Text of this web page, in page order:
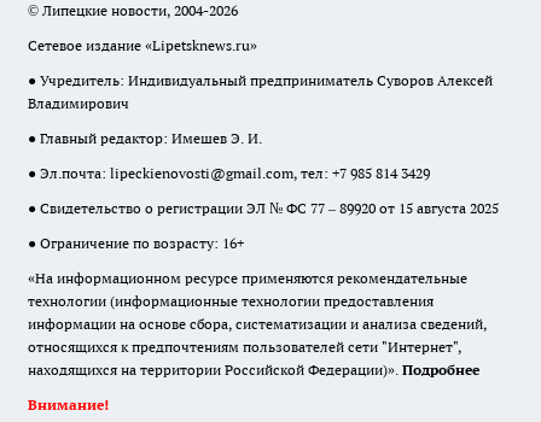
© Липецкие новости, 2004-2026
Сетевое издание «Lipetsknews.ru»
● Учредитель: Индивидуальный предприниматель Суворов Алексей
Владимирович
● Главный редактор: Имешев Э. И.
● Эл.почта: lipeckienovosti@gmail.com, тел: +7 985 814 3429
● Свидетельство о регистрации ЭЛ № ФС 77 – 89920 от 15 августа 2025
● Ограничение по возрасту: 16+
«На информационном ресурсе применяются рекомендательные
технологии (информационные технологии предоставления
информации на основе сбора, систематизации и анализа сведений,
относящихся к предпочтениям пользователей сети "Интернет",
находящихся на территории Российской Федерации)». Подробнее
Внимание!